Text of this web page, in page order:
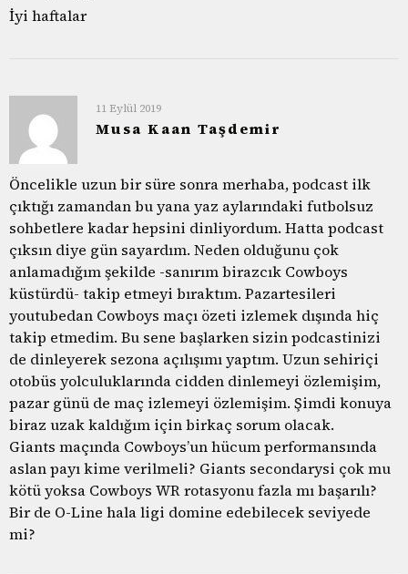
İyi haftalar
11 Eylül 2019
Musa Kaan Taşdemir
Öncelikle uzun bir süre sonra merhaba, podcast ilk
çıktığı zamandan bu yana yaz aylarındaki futbolsuz
sohbetlere kadar hepsini dinliyordum. Hatta podcast
çıksın diye gün sayardım. Neden olduğunu çok
anlamadığım şekilde -sanırım birazcık Cowboys
küstürdü- takip etmeyi bıraktım. Pazartesileri
youtubedan Cowboys maçı özeti izlemek dışında hiç
takip etmedim. Bu sene başlarken sizin podcastinizi
de dinleyerek sezona açılışımı yaptım. Uzun sehiriçi
otobüs yolculuklarında cidden dinlemeyi özlemişim,
pazar günü de maç izlemeyi özlemişim. Şimdi konuya
biraz uzak kaldığım için birkaç sorum olacak.
Giants maçında Cowboys’un hücum performansında
aslan payı kime verilmeli? Giants secondarysi çok mu
kötü yoksa Cowboys WR rotasyonu fazla mı başarılı?
Bir de O-Line hala ligi domine edebilecek seviyede
mi?